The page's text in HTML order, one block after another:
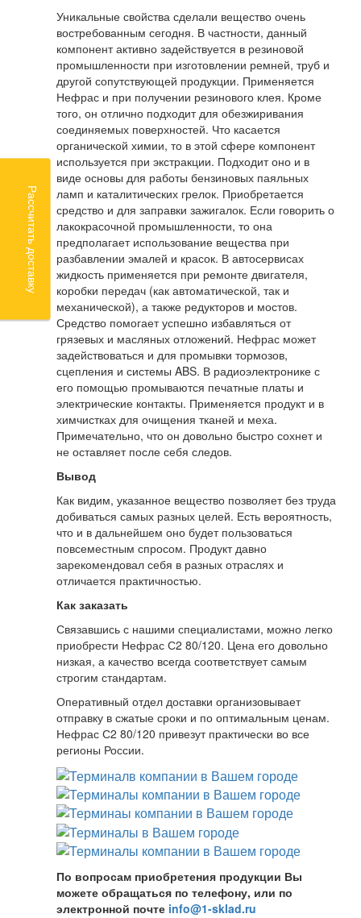
Уникальные свойства сделали вещество очень
востребованным сегодня. В частности, данный
компонент активно задействуется в резиновой
промышленности при изготовлении ремней, труб и
другой сопутствующей продукции. Применяется
Нефрас и при получении резинового клея. Кроме
того, он отлично подходит для обезжиривания
соединяемых поверхностей. Что касается
органической химии, то в этой сфере компонент
используется при экстракции. Подходит оно и в
виде основы для работы бензиновых паяльных
ламп и каталитических грелок. Приобретается
средство и для заправки зажигалок. Если говорить о
лакокрасочной промышленности, то она
предполагает использование вещества при
разбавлении эмалей и красок. В автосервисах
жидкость применяется при ремонте двигателя,
коробки передач (как автоматической, так и
механической), а также редукторов и мостов.
Средство помогает успешно избавляться от
грязевых и масляных отложений. Нефрас может
задействоваться и для промывки тормозов,
сцепления и системы ABS. В радиоэлектронике с
его помощью промываются печатные платы и
электрические контакты. Применяется продукт и в
химчистках для очищения тканей и меха.
Примечательно, что он довольно быстро сохнет и
не оставляет после себя следов.
Вывод
Как видим, указанное вещество позволяет без труда
добиваться самых разных целей. Есть вероятность,
что и в дальнейшем оно будет пользоваться
повсеместным спросом. Продукт давно
зарекомендовал себя в разных отраслях и
отличается практичностью.
Как заказать
Связавшись с нашими специалистами, можно легко
приобрести Нефрас С2 80/120. Цена его довольно
низкая, а качество всегда соответствует самым
строгим стандартам.
Оперативный отдел доставки организовывает
отправку в сжатые сроки и по оптимальным ценам.
Нефрас С2 80/120 привезут практически во все
регионы России.
По вопросам приобретения продукции Вы
можете обращаться по телефону, или по
электронной почте info@1-sklad.ru
Рассчитать доставку